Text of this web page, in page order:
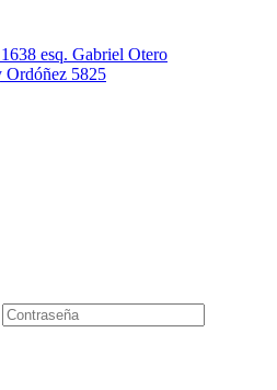
esq. Gabriel Otero
5825